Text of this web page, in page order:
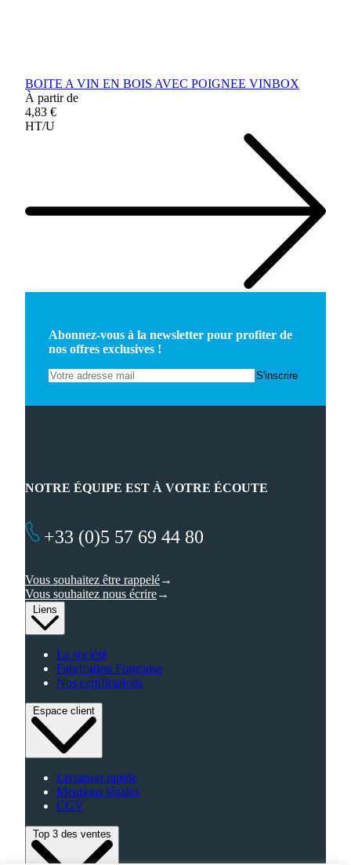
BOITE A VIN EN BOIS AVEC POIGNEE VINBOX
À partir de
4,83 €
HT/U
Abonnez-vous à la newsletter pour profiter de
nos offres exclusives !
Liens
La société
Fabrication Française
Nos certifications
Espace client
Livraison rapide
Mentions légales
CGV
Top 3 des ventes
NOTRE ÉQUIPE EST À VOTRE ÉCOUTE
+33 (0)5 57 69 44 80
Vous souhaitez être rappelé
Vous souhaitez nous écrire